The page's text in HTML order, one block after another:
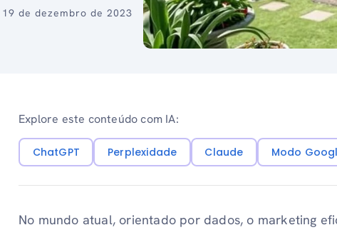
19 de dezembro de 2023
Explore este conteúdo com IA:
ChatGPT Perplexidade Claude Modo
No mundo atual, orientado por dados, o marketing